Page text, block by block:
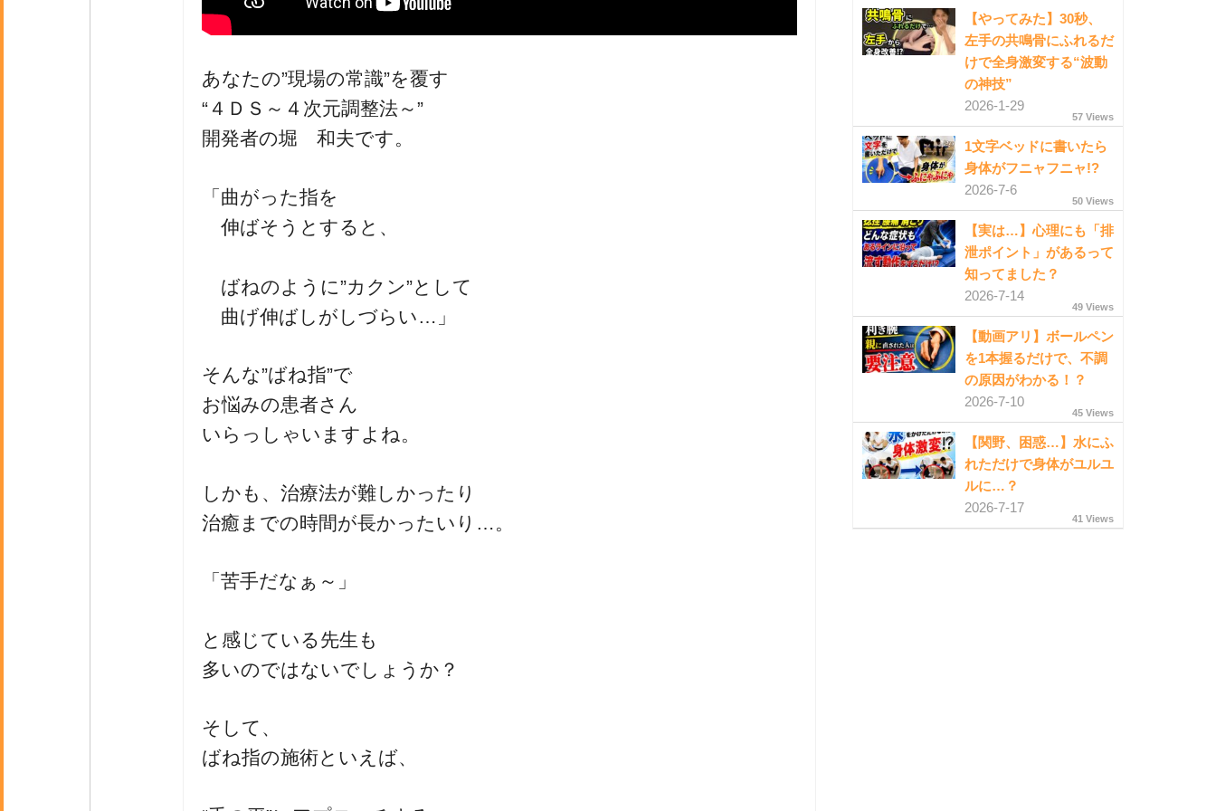
首・肩テクニック
あなたの”現場の常識”を覆す
“４ＤＳ～４次元調整法～”
開発者の堀 和夫です。
「曲がった指を
伸ばそうとすると、
ばねのように”カクン”として
曲げ伸ばしがしづらい…」
そんな”ばね指”で
お悩みの患者さん
いらっしゃいますよね。
しかも、治療法が難しかったり
治癒までの時間が長かったいり…。
「苦手だなぁ～」
と感じている先生も
多いのではないでしょうか？
そして、
ばね指の施術といえば、
【やってみた】30秒、
左手の共鳴骨にふれるだ
けで全身激変する“波動
の神技”
2026-1-29
57 Views
1文字ベッドに書いたら
身体がフニャフニャ!?
2026-7-6
50 Views
【実は…】心理にも「排
泄ポイント」があるって
知ってました？
2026-7-14
49 Views
【動画アリ】ボールペン
を1本握るだけで、不調
の原因がわかる！？
2026-7-10
45 Views
【関野、困惑…】水にふ
れただけで身体がユルユ
ルに…？
2026-7-17
41 Views